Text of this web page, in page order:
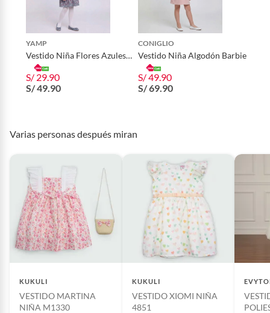
Tipo Vestidos
Género Niña
YAMP
Vestido Niña Flores Azules
Yamp
S/ 29.90
S/ 49.90
CONIGLIO
Vestido Niña Algodón Barbie
S/ 49.90
S/ 69.90
Varias personas después miran
KUKULI
VESTIDO MARTINA
NIÑA M1330
KUKULI
VESTIDO XIOMI NIÑA
4851